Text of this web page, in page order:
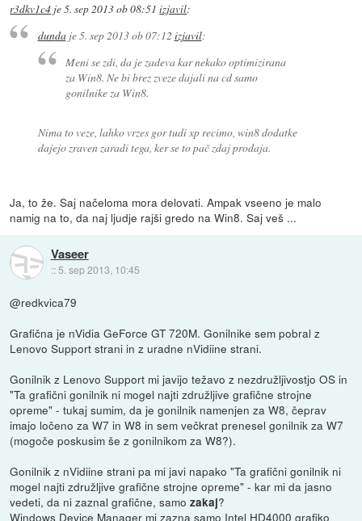
r3dkv1c4 je5. sep 2013 ob 08:51 izjavil:
dundaje5. sep 2013 ob 07:12 izjavil:
Meni se zdi, da je zadeva kar nekako optimizirana
za Win8. Ne bi brez zveze dajali na cd samo
gonilnike za Win8.
Nima to veze, lahko vrzes gor tudi xp recimo, win8 dodatke
dajejo zraven zaradi tega, ker se to pač zdaj prodaja.
Ja, to že. Saj načeloma mora delovati. Ampak vseeno je malo
namig na to, da naj ljudje rajši gredo na Win8. Saj veš ...
Vaseer
:: 5. sep 2013, 10:45
@redkvica79
Grafična je nVidia GeForce GT 720M. Gonilnike sem pobral z
Lenovo Support strani in z uradne nVidiine strani.
Gonilnik z Lenovo Support mi javijo težavo z nezdružljivostjo OS in
"Ta grafični gonilnik ni mogel najti združljive grafične strojne
opreme" - tukaj sumim, da je gonilnik namenjen za W8, čeprav
imajo ločeno za W7 in W8 in sem večkrat prenesel gonilnik za W7
(mogoče poskusim še z gonilnikom za W8?).
Gonilnik z nVidiine strani pa mi javi napako "Ta grafični gonilnik ni
mogel najti združljive grafične strojne opreme" - kar mi da jasno
vedeti, da ni zaznal grafične, samozakaj?
Windows Device Manager mi zazna samo Intel HD4000 grafiko